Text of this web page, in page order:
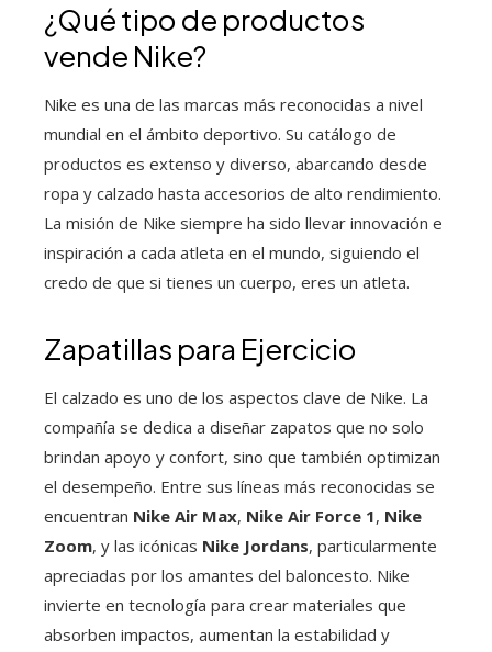
¿Qué tipo de productos
vende Nike?
Nike es una de las marcas más reconocidas a nivel
mundial en el ámbito deportivo. Su catálogo de
productos es extenso y diverso, abarcando desde
ropa y calzado hasta accesorios de alto rendimiento.
La misión de Nike siempre ha sido llevar innovación e
inspiración a cada atleta en el mundo, siguiendo el
credo de que si tienes un cuerpo, eres un atleta.
Zapatillas para Ejercicio
El calzado es uno de los aspectos clave de Nike. La
compañía se dedica a diseñar zapatos que no solo
brindan apoyo y confort, sino que también optimizan
el desempeño. Entre sus líneas más reconocidas se
encuentran Nike Air Max, Nike Air Force 1, Nike
Zoom, y las icónicas Nike Jordans, particularmente
apreciadas por los amantes del baloncesto. Nike
invierte en tecnología para crear materiales que
absorben impactos, aumentan la estabilidad y